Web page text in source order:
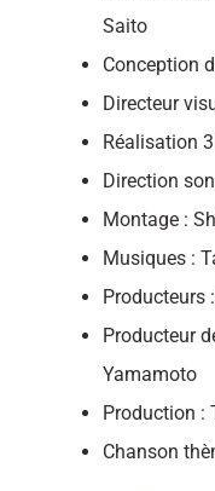
Saito
Conception
Directeur
Réalisation
Direction
Montage :
Musiques :
Producteurs
Producteur
Yamamoto
Production :
Chanson